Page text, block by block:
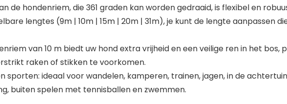
de hondenriem, die 361 ​​graden kan worden gedraaid, is flexibel en
lengtes (9m | 10m | 15m | 20m | 31m), je kunt de lengte aanpassen
van 10 m biedt uw hond extra vrijheid en een veilige ren in het bos,
raken of stikken te voorkomen.
sporten: ideaal voor wandelen, kamperen, trainen, jagen, in de
buiten spelen met tennisballen en zwemmen.